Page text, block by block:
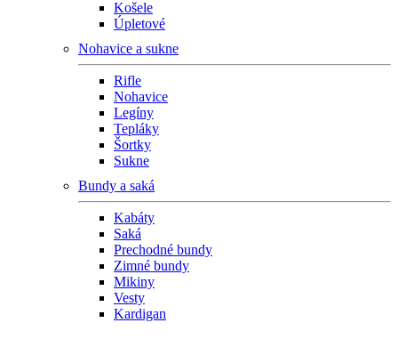
Košele
Úpletové
Nohavice a sukne
Rifle
Nohavice
Legíny
Tepláky
Šortky
Sukne
Bundy a saká
Kabáty
Saká
Prechodné bundy
Zimné bundy
Mikiny
Vesty
Kardigan